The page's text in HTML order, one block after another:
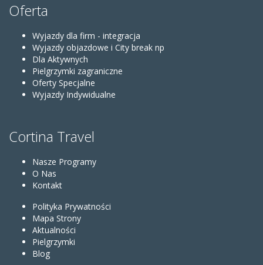
Oferta
Wyjazdy dla firm - integracja
Wyjazdy objazdowe i City break np
Dla Aktywnych
Pielgrzymki zagraniczne
Oferty Specjalne
Wyjazdy Indywidualne
Cortina Travel
Nasze Programy
O Nas
Kontakt
Polityka Prywatności
Mapa Strony
Aktualności
Pielgrzymki
Blog